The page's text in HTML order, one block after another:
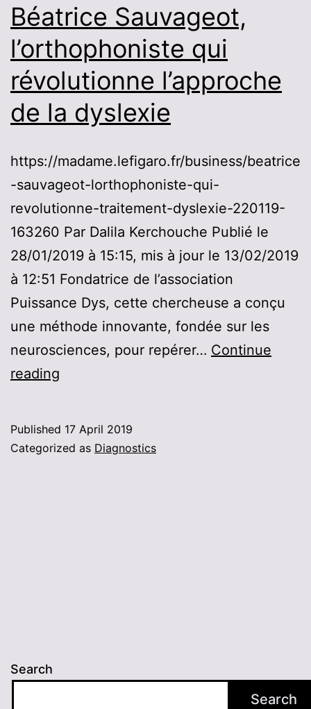
Béatrice Sauvageot,
l’orthophoniste qui
révolutionne l’approche
de la dyslexie
https://madame.lefigaro.fr/business/beatrice
-sauvageot-lorthophoniste-qui-
revolutionne-traitement-dyslexie-220119-
163260 Par Dalila Kerchouche Publié le
28/01/2019 à 15:15, mis à jour le 13/02/2019
à 12:51 Fondatrice de l’association
Puissance Dys, cette chercheuse a conçu
une méthode innovante, fondée sur les
neurosciences, pour repérer… Continue
reading
qui
Published 17 April 2019
Categorized as Diagnostics
Search
Search